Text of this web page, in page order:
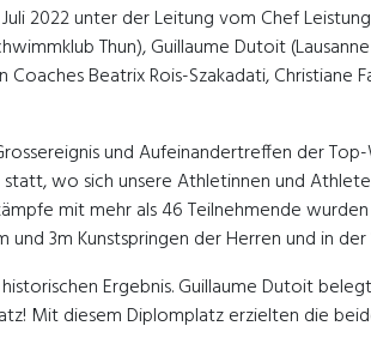
2022 unter der Leitung vom Chef
Thun), Guillaume Dutoit
Beatrix Rois-Szakadati, Christiane
und Aufeinandertreffen der
wo sich unsere Athletinnen und
mit mehr als 46 Teilnehmende
3m Kunstspringen der Herren und in
Ergebnis. Guillaume Dutoit
Mit diesem Diplomplatz erzielten die